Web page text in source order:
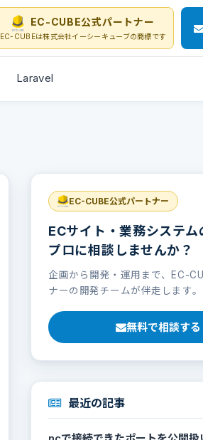
EC-CUBE公式パートナー
EC-CUBEは株式会社イーシーキューブの商標です
Laravel
EC-CUBE公式パートナー
ECサイト・業務システム
プロに相談しませんか？
企画から開発・運用まで、EC-
ナーの開発チームが伴走します。
無料で相談する
最近の記事